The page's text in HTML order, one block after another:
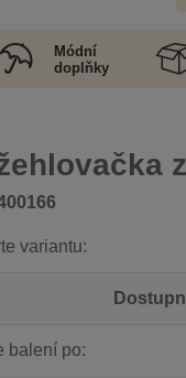
Módní
doplňky
variantu:
balení po: